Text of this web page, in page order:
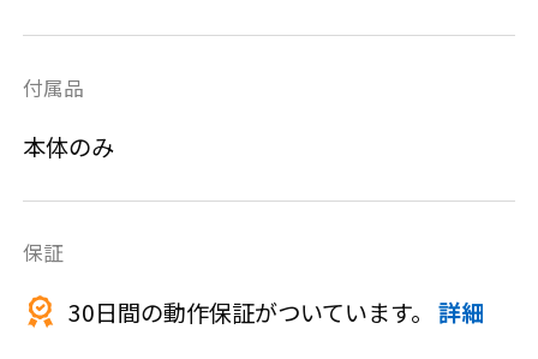
付属品
本体のみ
保証
30日間の動作保証がついています。詳細